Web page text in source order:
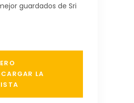
guardados de Sri
LA